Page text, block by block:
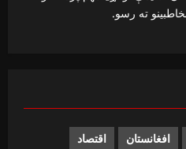
ته رسو.
افغانستان اقتصاد